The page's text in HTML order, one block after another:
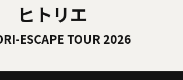
ヒトリエ
ESCAPE TOUR 2026